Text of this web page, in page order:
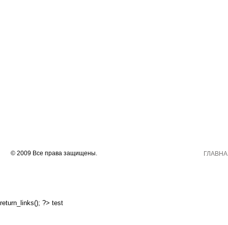
© 2009 Все права защищены.
return_links(); ?> test